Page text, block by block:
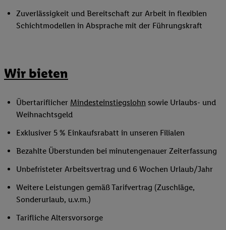
Zuverlässigkeit und Bereitschaft zur Arbeit in flexiblen
Schichtmodellen in Absprache mit der Führungskraft
Wir bieten
Übertariflicher Mindesteinstiegslohn sowie Urlaubs- und
Weihnachtsgeld
Exklusiver 5 % Einkaufsrabatt in unseren Filialen
Bezahlte Überstunden bei minutengenauer Zeiterfassung
Unbefristeter Arbeitsvertrag und 6 Wochen Urlaub/Jahr
Weitere Leistungen gemäß Tarifvertrag (Zuschläge,
Sonderurlaub, u.v.m.)
Tarifliche Altersvorsorge